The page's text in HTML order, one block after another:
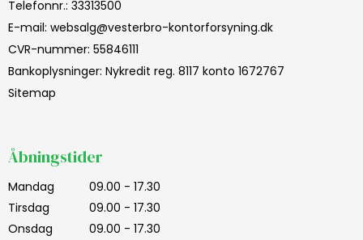
Telefonnr.: 33313500
E-mail: websalg@vesterbro-kontorforsyning.dk
CVR-nummer: 55846111
Bankoplysninger: Nykredit reg. 8117 konto 1672767
Sitemap
Åbningstider
Mandag
09.00 - 17.30
Tirsdag
09.00 - 17.30
Onsdag
09.00 - 17.30